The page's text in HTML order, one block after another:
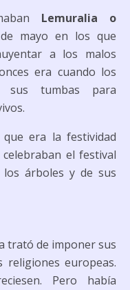
Lemuralia o
mayo en los que
a los malos
era cuando los
sus tumbas para
era la festividad
el festival
árboles y de sus
trató de imponer sus
europeas.
Pero había